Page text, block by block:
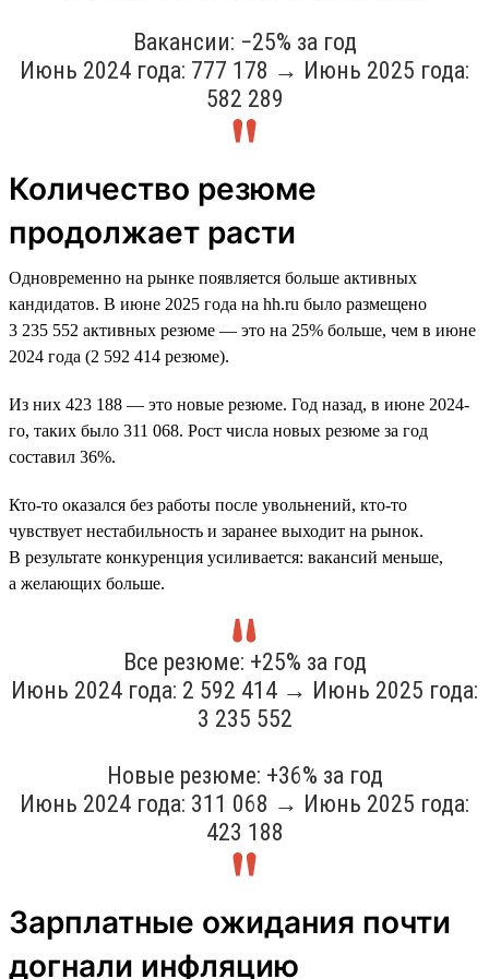
Вакансии: −25% за год
Июнь 2024 года: 777 178 → Июнь 2025 года:
582 289
Количество резюме
продолжает расти
Одновременно на рынке появляется больше активных
кандидатов. В июне 2025 года на hh.ru было размещено
3 235 552 активных резюме — это на 25% больше, чем в июне
2024 года (2 592 414 резюме).
Из них 423 188 — это новые резюме. Год назад, в июне 2024-
го, таких было 311 068. Рост числа новых резюме за год
составил 36%.
Кто-то оказался без работы после увольнений, кто-то
чувствует нестабильность и заранее выходит на рынок.
В результате конкуренция усиливается: вакансий меньше,
а желающих больше.
Все резюме: +25% за год
Июнь 2024 года: 2 592 414 → Июнь 2025 года:
3 235 552
Новые резюме: +36% за год
Июнь 2024 года: 311 068 → Июнь 2025 года:
423 188
Зарплатные ожидания почти
догнали инфляцию